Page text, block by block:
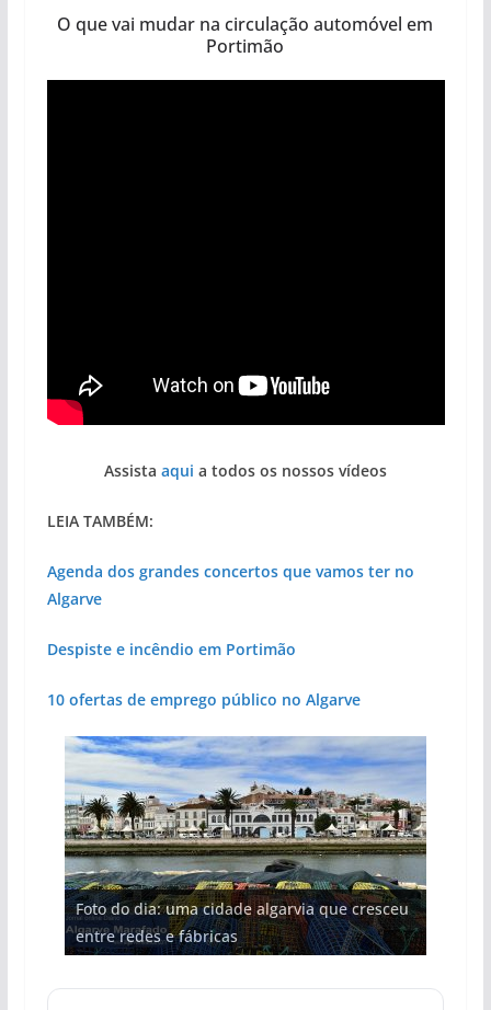
O que vai mudar na circulação automóvel em
Portimão
Assista aqui a todos os nossos vídeos
LEIA TAMBÉM:
Agenda dos grandes concertos que vamos ter no
Algarve
Despiste e incêndio em Portimão
10 ofertas de emprego público no Algarve
Foto do dia: uma cidade algarvia que cresceu
entre redes e fábricas
Projeto milionário: investimento de 108
milhões de euros na construção de dois
hotéis (com vídeo)
Tempestades roubam areia de praias e põem
arribas em risco no Algarve (com vídeo)
Milagre da água. Fontes emblemáticas do
Algarve voltam a ter vida (com vídeo)
Tapas do mar a 3 euros cada. Nova rota
gastronómica nasce no Algarve